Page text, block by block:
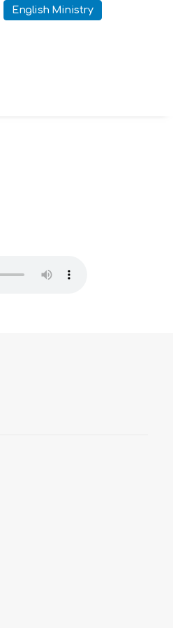
English Ministry